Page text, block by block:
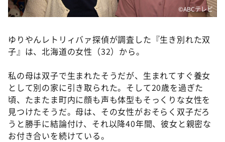
ＬＩＦＥ～夢のカタチ～
ポツンと一軒家
ザキ山小屋本館
ぺこぱのまるスポ
アナ回覧板
©ABCテレビ
ゆりやんレトリィバァ探偵が調査した『生き別れた双
子』は、北海道の女性（32）から。
私の母は双子で生まれたそうだが、生まれてすぐ養女
として別の家に引き取られた。そして20歳を過ぎた
頃、たまたま町内に顔も声も体型もそっくりな女性を
見つけたそうだ。母は、その女性がおそらく双子だろ
うと勝手に結論付け、それ以降40年間、彼女と親密な
お付き合いを続けている。